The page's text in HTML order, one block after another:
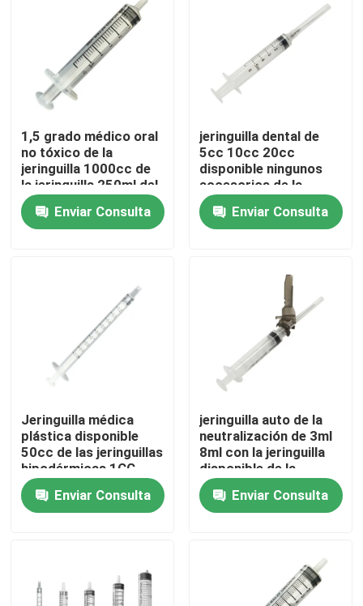
Inicio
Productos
Visita a la fábrica
Control de Calidad
Solicitar una cotización
Goma de silicona médica
1,5 grado médico oral
no tóxico de la
jeringuilla 1000cc de
la jeringuilla 250ml del
ml
Enviar Consulta
jeringuilla dental de
5cc 10cc 20cc
disponible ningunos
accesorios de la
jeringuilla de la aguja
Enviar Consulta
Jeringuilla médica
plástica disponible
50cc de las jeringuillas
hipodérmicas 1CC
Enviar Consulta
jeringuilla auto de la
neutralización de 3ml
8ml con la jeringuilla
disponible de la
inyección de la aguja
Enviar Consulta